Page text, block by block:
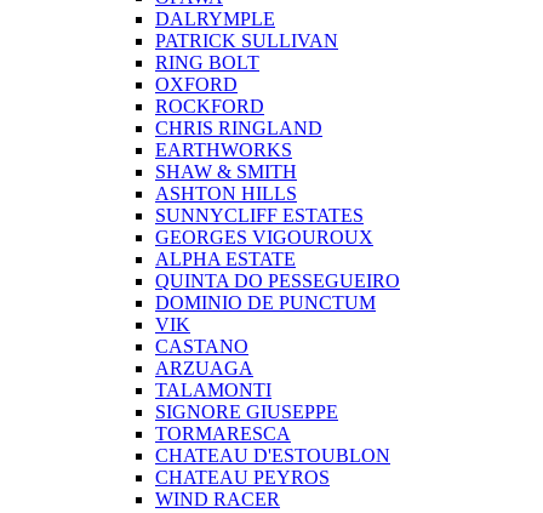
DALRYMPLE
PATRICK SULLIVAN
RING BOLT
OXFORD
ROCKFORD
CHRIS RINGLAND
EARTHWORKS
SHAW & SMITH
ASHTON HILLS
SUNNYCLIFF ESTATES
GEORGES VIGOUROUX
ALPHA ESTATE
QUINTA DO PESSEGUEIRO
DOMINIO DE PUNCTUM
VIK
CASTANO
ARZUAGA
TALAMONTI
SIGNORE GIUSEPPE
TORMARESCA
CHATEAU D'ESTOUBLON
CHATEAU PEYROS
WIND RACER